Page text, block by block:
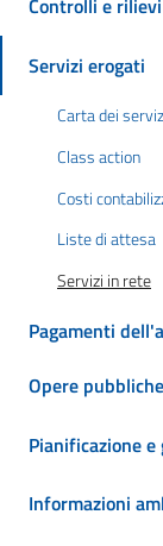
Controlli e
Servizi erogati
Carta dei
Class action
Costi
Liste di attesa
Servizi in rete
Pagamenti
Opere pubbliche
Pianificazione
Informazioni